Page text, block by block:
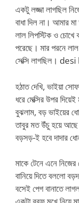
একটু লজ্জা লাগছিল
বাধা দিল না। আমার
লাল লিপস্টিক ও চোখে
পরেছে। মার পরনে
সেক্সি লাগছিল।
হঠাত দেখি, ভাইয়া
ধরে মেক্সির উপর
বুঝলাম, বড় ভাইয়ের
তাবুর মত উঁচু হয়ে
বড়সড়-ই হবে দাদার
মাকে টেনে এনে
বানিয়ে দিতে বললো
বসেই পেগ বানাতে